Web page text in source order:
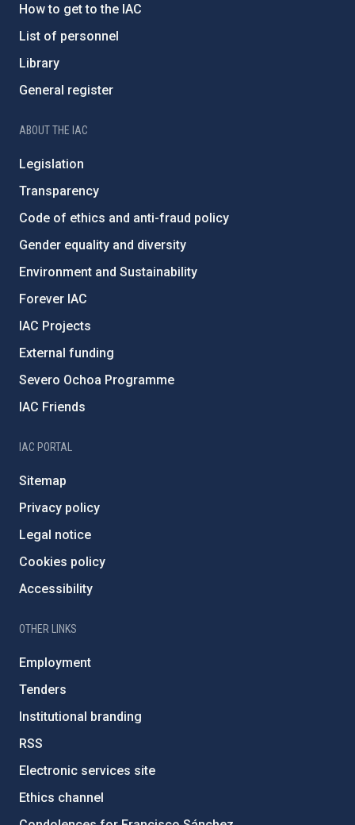
How to get to the IAC
List of personnel
Library
General register
ABOUT THE IAC
Legislation
Transparency
Code of ethics and anti-fraud policy
Gender equality and diversity
Environment and Sustainability
Forever IAC
IAC Projects
External funding
Severo Ochoa Programme
IAC Friends
IAC PORTAL
Sitemap
Privacy policy
Legal notice
Cookies policy
Accessibility
OTHER LINKS
Employment
Tenders
Institutional branding
RSS
Electronic services site
Ethics channel